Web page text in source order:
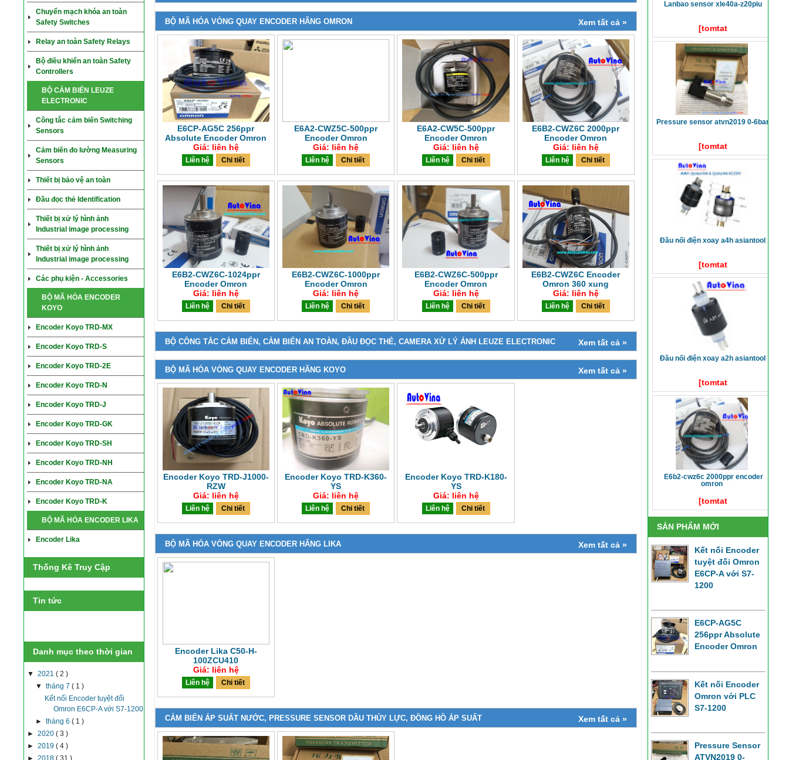
Chuyển mạch khóa an toàn
Safety Switches
Relay an toàn Safety Relays
Bộ điều khiển an toàn Safety
Controllers
BỘ CẢM BIẾN LEUZE
ELECTRONIC
Công tắc cảm biến Switching
Sensors
Cảm biến đo lường Measuring
Sensors
Thiết bị bảo vệ an toàn
Đầu đọc thẻ Identification
Thiết bị xử lý hình ảnh
Industrial image processing
Thiết bị xử lý hình ảnh
Industrial image processing
Các phụ kiện - Accessories
BỘ MÃ HÓA ENCODER
KOYO
Encoder Koyo TRD-MX
Encoder Koyo TRD-S
Encoder Koyo TRD-2E
Encoder Koyo TRD-N
Encoder Koyo TRD-J
Encoder Koyo TRD-GK
Encoder Koyo TRD-SH
Encoder Koyo TRD-NH
Encoder Koyo TRD-NA
Encoder Koyo TRD-K
BỘ MÃ HÓA ENCODER LIKA
Encoder Lika
Thống Kê Truy Cập
Tin tức
Danh mục theo thời gian
▼ 2021 ( 2 )
▼ tháng 7 ( 1 )
Kết nối Encoder tuyệt đối
Omron E6CP-A với S7-1200
► tháng 6 ( 1 )
► 2020 ( 3 )
► 2019 ( 4 )
► 2018 ( 31 )
lanbao sensor xle40a-z20piu
[tomtat
pressure sensor atvn2019 0-6bar
[tomtat
đầu nối điện xoay a4h asiantool
[tomtat
đầu nối điện xoay a2h asiantool
[tomtat
e6b2-cwz6c 2000ppr encoder
omron
[tomtat
SẢN PHẨM MỚI
Kết nối Encoder
tuyệt đối Omron
E6CP-A với S7-
1200
E6CP-AG5C
256ppr Absolute
Encoder Omron
Kết nối Encoder
Omron với PLC
S7-1200
Pressure Sensor
ATVN2019 0-
BỘ MÃ HÓA VÒNG QUAY ENCODER HÃNG OMRON
E6CP-AG5C 256ppr
Absolute Encoder Omron
Giá: liên hệ
Liên hệ Chi tiết
E6A2-CWZ5C-500ppr
Encoder Omron
Giá: liên hệ
Liên hệ Chi tiết
E6A2-CW5C-500ppr
Encoder Omron
Giá: liên hệ
Liên hệ Chi tiết
E6B2-CWZ6C 2000ppr
Encoder Omron
Giá: liên hệ
Liên hệ Chi tiết
E6B2-CWZ6C-1024ppr
Encoder Omron
Giá: liên hệ
Liên hệ Chi tiết
E6B2-CWZ6C-1000ppr
Encoder Omron
Giá: liên hệ
Liên hệ Chi tiết
E6B2-CWZ6C-500ppr
Encoder Omron
Giá: liên hệ
Liên hệ Chi tiết
E6B2-CWZ6C Encoder
Omron 360 xung
Giá: liên hệ
Liên hệ Chi tiết
Xem tất cả »
BỘ CÔNG TẮC CẢM BIẾN, CẢM BIẾN AN TOÀN, ĐẦU ĐỌC THẺ, CAMERA XỬ LÝ ẢNH LEUZE ELECTRONIC Xem tất cả »
BỘ MÃ HÓA VÒNG QUAY ENCODER HÃNG KOYO
Encoder Koyo TRD-J1000-
RZW
Giá: liên hệ
Liên hệ Chi tiết
Encoder Koyo TRD-K360-
YS
Giá: liên hệ
Liên hệ Chi tiết
Encoder Koyo TRD-K180-
YS
Giá: liên hệ
Liên hệ Chi tiết
Xem tất cả »
BỘ MÃ HÓA VÒNG QUAY ENCODER HÃNG LIKA
Encoder Lika C50-H-
100ZCU410
Giá: liên hệ
Liên hệ Chi tiết
Xem tất cả »
CẢM BIẾN ÁP SUẤT NƯỚC, PRESSURE SENSOR DẦU THỦY LỰC, ĐỒNG HỒ ÁP SUẤT Xem tất cả »